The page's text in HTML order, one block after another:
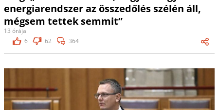
energiarendszer az összedőlés szélén áll,
mégsem tettek semmit”
13 órája
6
62 364